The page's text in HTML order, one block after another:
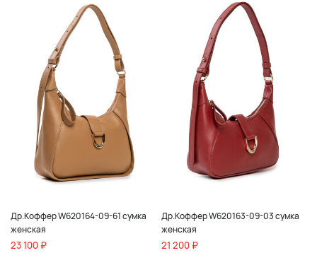
Др.Коффер W620164-09-61 сумка
женская
23 100 ₽
Др.Коффер W620163-09-03 сумка
женская
21 200 ₽